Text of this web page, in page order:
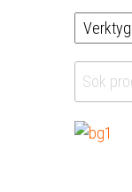
Sök
efter: